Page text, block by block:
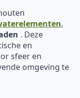
,
. Deze
en
sfeer en
omgeving te